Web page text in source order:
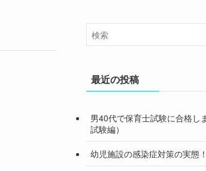
最近の投稿
男40代で保育士試験に合格し
試験編）
幼児施設の感染症対策の実態！